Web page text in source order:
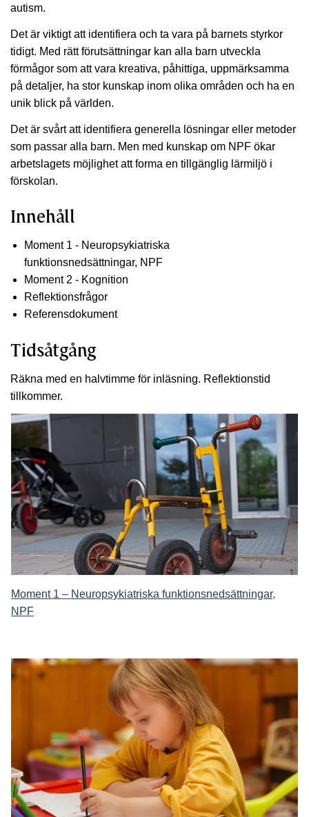
autism.
Det är viktigt att identifiera och ta vara på barnets styrkor
tidigt. Med rätt förutsättningar kan alla barn utveckla
förmågor som att vara kreativa, påhittiga, uppmärksamma
på detaljer, ha stor kunskap inom olika områden och ha en
unik blick på världen.
Det är svårt att identifiera generella lösningar eller metoder
som passar alla barn. Men med kunskap om NPF ökar
arbetslagets möjlighet att forma en tillgänglig lärmiljö i
förskolan.
Innehåll
Moment 1 - Neuropsykiatriska
funktionsnedsättningar, NPF
Moment 2 - Kognition
Reflektionsfrågor
Referensdokument
Tidsåtgång
Räkna med en halvtimme för inläsning. Reflektionstid
tillkommer.
Moment 1 – Neuropsykiatriska funktionsnedsättningar,
NPF